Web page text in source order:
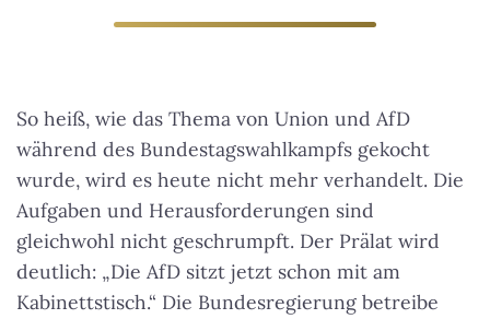
So heiß, wie das Thema von Union und AfD
während des Bundestagswahlkampfs gekocht
wurde, wird es heute nicht mehr verhandelt. Die
Aufgaben und Herausforderungen sind
gleichwohl nicht geschrumpft. Der Prälat wird
deutlich: „Die AfD sitzt jetzt schon mit am
Kabinettstisch.“ Die Bundesregierung betreibe